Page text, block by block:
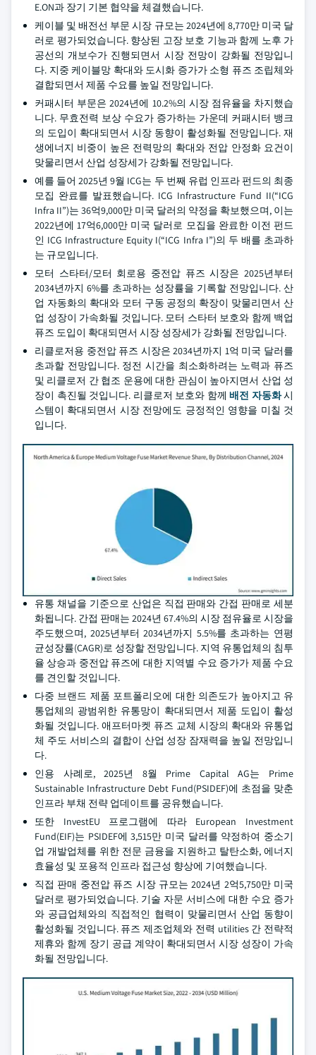
E.ON과 장기 기본 협약을 체결했습니다.
케이블 및 배전선 부문 시장 규모는 2024년에 8,770만 미국 달
러로 평가되었습니다. 향상된 고장 보호 기능과 함께 노후 가
공선의 개보수가 진행되면서 시장 전망이 강화될 전망입니
다. 지중 케이블망 확대와 도시화 증가가 소형 퓨즈 조립체와
결합되면서 제품 수요를 높일 전망입니다.
커패시터 부문은 2024년에 10.2%의 시장 점유율을 차지했습
니다. 무효전력 보상 수요가 증가하는 가운데 커패시터 뱅크
의 도입이 확대되면서 시장 동향이 활성화될 전망입니다. 재
생에너지 비중이 높은 전력망의 확대와 전압 안정화 요건이
맞물리면서 산업 성장세가 강화될 전망입니다.
예를 들어 2025년 9월 ICG는 두 번째 유럽 인프라 펀드의 최종
모집 완료를 발표했습니다. ICG Infrastructure Fund II(“ICG
Infra II”)는 36억9,000만 미국 달러의 약정을 확보했으며, 이는
2022년에 17억6,000만 미국 달러로 모집을 완료한 이전 펀드
인 ICG Infrastructure Equity I(“ICG Infra I”)의 두 배를 초과하
는 규모입니다.
모터 스타터/모터 회로용 중전압 퓨즈 시장은 2025년부터
2034년까지 6%를 초과하는 성장률을 기록할 전망입니다. 산
업 자동화의 확대와 모터 구동 공정의 확장이 맞물리면서 산
업 성장이 가속화될 것입니다. 모터 스타터 보호와 함께 백업
퓨즈 도입이 확대되면서 시장 성장세가 강화될 전망입니다.
리클로저용 중전압 퓨즈 시장은 2034년까지 1억 미국 달러를
초과할 전망입니다. 정전 시간을 최소화하려는 노력과 퓨즈
및 리클로저 간 협조 운용에 대한 관심이 높아지면서 산업 성
장이 촉진될 것입니다. 리클로저 보호와 함께 배전 자동화시
스템이 확대되면서 시장 전망에도 긍정적인 영향을 미칠 것
입니다.
유통 채널을 기준으로 산업은 직접 판매와 간접 판매로 세분
화됩니다. 간접 판매는 2024년 67.4%의 시장 점유율로 시장을
주도했으며, 2025년부터 2034년까지 5.5%를 초과하는 연평
균성장률(CAGR)로 성장할 전망입니다. 지역 유통업체의 침투
율 상승과 중전압 퓨즈에 대한 지역별 수요 증가가 제품 수요
를 견인할 것입니다.
다중 브랜드 제품 포트폴리오에 대한 의존도가 높아지고 유
통업체의 광범위한 유통망이 확대되면서 제품 도입이 활성
화될 것입니다. 애프터마켓 퓨즈 교체 시장의 확대와 유통업
체 주도 서비스의 결합이 산업 성장 잠재력을 높일 전망입니
다.
인용 사례로, 2025년 8월 Prime Capital AG는 Prime
Sustainable Infrastructure Debt Fund(PSIDEF)에 초점을 맞춘
인프라 부채 전략 업데이트를 공유했습니다.
또한 InvestEU 프로그램에 따라 European Investment
Fund(EIF)는 PSIDEF에 3,515만 미국 달러를 약정하여 중소기
업 개발업체를 위한 전문 금융을 지원하고 탈탄소화, 에너지
효율성 및 포용적 인프라 접근성 향상에 기여했습니다.
직접 판매 중전압 퓨즈 시장 규모는 2024년 2억5,750만 미국
달러로 평가되었습니다. 기술 자문 서비스에 대한 수요 증가
와 공급업체와의 직접적인 협력이 맞물리면서 산업 동향이
활성화될 것입니다. 퓨즈 제조업체와 전력 utilities 간 전략적
제휴와 함께 장기 공급 계약이 확대되면서 시장 성장이 가속
화될 전망입니다.